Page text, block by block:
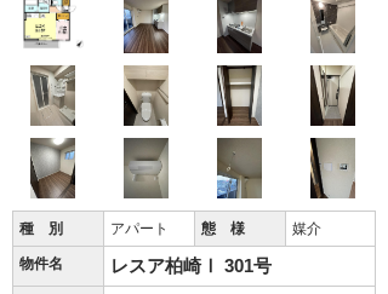
種 別 アパート 態 様 媒介
物件名 レスア柏崎Ⅰ 301号